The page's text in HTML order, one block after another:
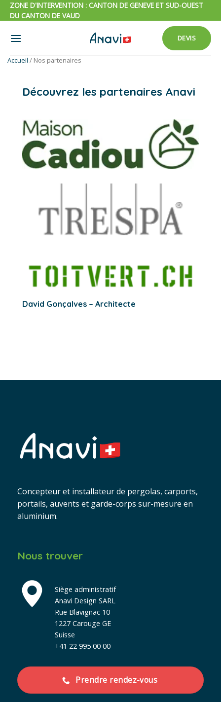
Passer
au
ZONE D'INTERVENTION : CANTON DE GENEVE ET SUD-OUEST
DU CANTON DE VAUD
DEVIS
Accueil / Nos partenaires
Découvrez les partenaires Anavi
David Gonçalves – Architecte
Concepteur et installateur de pergolas, carports,
portails, auvents et garde-corps sur-mesure en
aluminium.
Nous trouver
Siège administratif
Anavi Design SARL
Rue Blavignac 10
1227 Carouge GE
Suisse
+41 22 995 00 00
Prendre rendez-vous